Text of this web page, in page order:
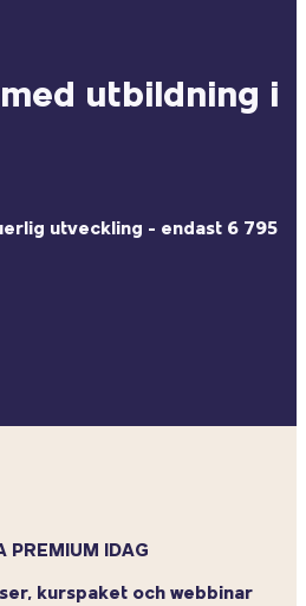
utbildning i
utveckling - endast 6 795
PREMIUM IDAG
kurspaket och webbinar